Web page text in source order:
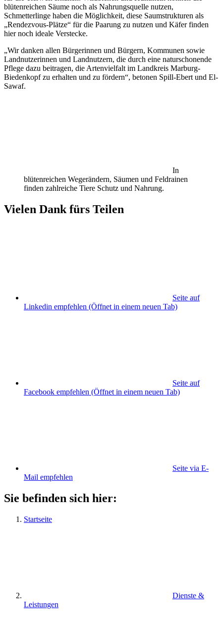
blütenreichen Säume noch als Nahrungsquelle nutzen,
Schmetterlinge haben die Möglichkeit, diese Saumstrukturen als
„Rendezvous-Plätze“ für die Paarung zu nutzen und Käfer finden
hier noch ideale Verstecke.
„Wir danken allen Bürgerinnen und Bürgern, Kommunen sowie
Landnutzerinnen und Landnutzern, die durch eine naturschonende
Pflege dazu beitragen, die Artenvielfalt im Landkreis Marburg-
Biedenkopf zu erhalten und zu fördern“, betonen Spill-Ebert und El-
Sawaf.
In
blütenreichen Wegerändern, Säumen und Feldrainen
finden zahlreiche Tiere Schutz und Nahrung.
Vielen Dank fürs Teilen
Seite auf
Linkedin empfehlen (Öffnet in einem neuen Tab)
Seite auf
Facebook empfehlen (Öffnet in einem neuen Tab)
Seite via E-
Mail empfehlen
Sie befinden sich hier:
Startseite
Dienste &
Leistungen